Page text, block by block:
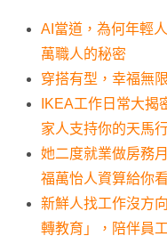
AI當道，為何年輕
萬職人的秘密
穿搭有型，幸福無
IKEA工作日常大揭
家人支持你的天馬
她二度就業做房務
福萬怡人資算給你看
新鮮人找工作沒方
轉教育」，陪伴員